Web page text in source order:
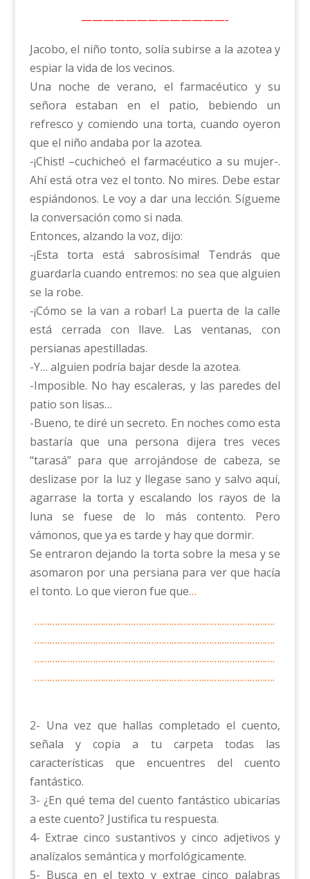
—————————————-
Jacobo, el niño tonto, solía subirse a la azotea y
espiar la vida de los vecinos.
Una noche de verano, el farmacéutico y su
señora estaban en el patio, bebiendo un
refresco y comiendo una torta, cuando oyeron
que el niño andaba por la azotea.
-¡Chist! –cuchicheó el farmacéutico a su mujer-.
Ahí está otra vez el tonto. No mires. Debe estar
espiándonos. Le voy a dar una lección. Sígueme
la conversación como si nada.
Entonces, alzando la voz, dijo:
-¡Esta torta está sabrosísima! Tendrás que
guardarla cuando entremos: no sea que alguien
se la robe.
-¡Cómo se la van a robar! La puerta de la calle
está cerrada con llave. Las ventanas, con
persianas apestilladas.
-Y… alguien podría bajar desde la azotea.
-Imposible. No hay escaleras, y las paredes del
patio son lisas…
-Bueno, te diré un secreto. En noches como esta
bastaría que una persona dijera tres veces
“tarasá” para que arrojándose de cabeza, se
deslizase por la luz y llegase sano y salvo aquí,
agarrase la torta y escalando los rayos de la
luna se fuese de lo más contento. Pero
vámonos, que ya es tarde y hay que dormir.
Se entraron dejando la torta sobre la mesa y se
asomaron por una persiana para ver que hacía
el tonto. Lo que vieron fue que…
………………………………………………….……………………………….
………………………………………………….……………………………….
………………………………………………….……………………………….
………………………………………………….……………………………….
2- Una vez que hallas completado el cuento,
señala y copia a tu carpeta todas las
características que encuentres del cuento
fantástico.
3- ¿En qué tema del cuento fantástico ubicarías
a este cuento? Justifica tu respuesta.
4- Extrae cinco sustantivos y cinco adjetivos y
analízalos semántica y morfológicamente.
5- Busca en el texto y extrae cinco palabras